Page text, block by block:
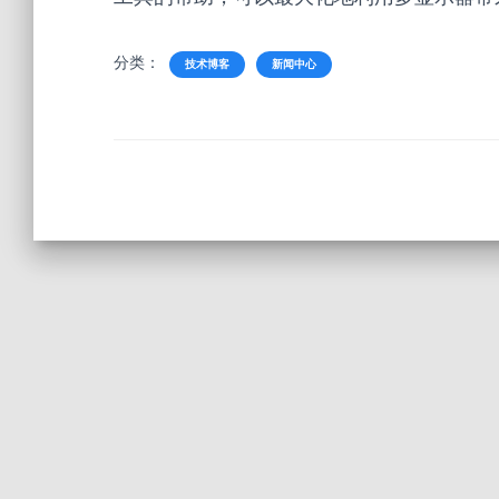
分类： 技术博客 新闻中心